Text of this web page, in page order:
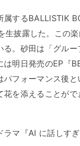
するBALLISTIK
披露した。この
。砂田は「グル
明日発売のEP『
パフォーマンス後
を添えることが
マ『AI に話しす